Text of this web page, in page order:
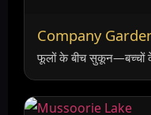
Company
फूलों के बीच सुकून—बच्चों